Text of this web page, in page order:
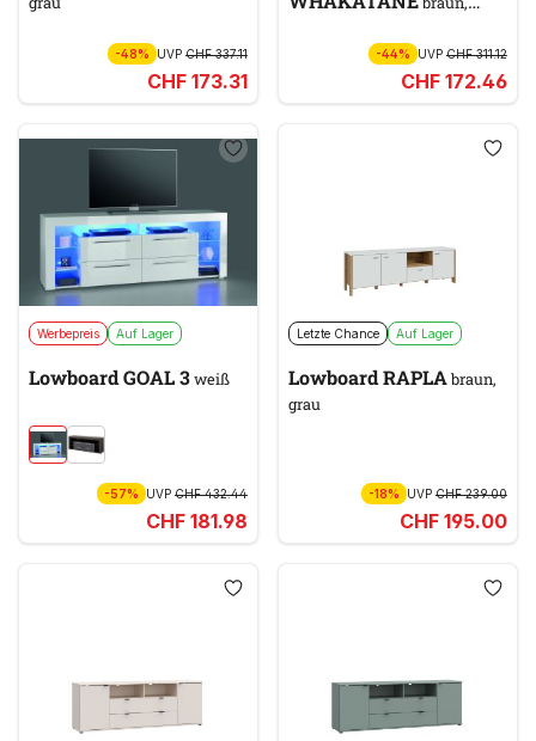
-48% UVP CHF 337.11
CHF 173.31
-44% UVPCHF 311.12
CHF 172.46
Werbepreis Auf Lager
Lowboard GOAL 3weiß
-57% UVP CHF 432.44
CHF 181.98
Letzte Chance Auf Lager
Lowboard RAPLAbraun,
grau
-18% UVPCHF 239.00
CHF 195.00